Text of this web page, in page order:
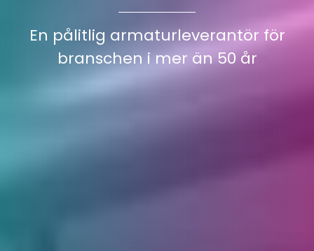
En pålitlig armaturleverantör för
branschen i mer än 50 år